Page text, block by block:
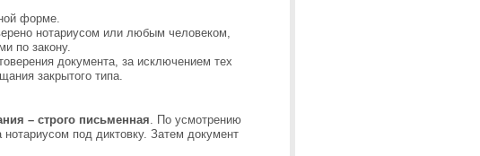
форме.
нотариусом или любым человеком,
по закону.
документа, за исключением тех
закрытого типа.
– строго письменная. По усмотрению
под диктовку. Затем документ